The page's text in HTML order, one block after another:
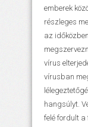
emberek
részleges
az
vírus
vírusban
hangsúlyt.
felé fordult a